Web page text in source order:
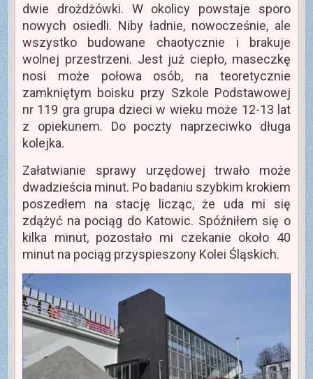
dwie drożdżówki. W okolicy powstaje sporo
nowych osiedli. Niby ładnie, nowocześnie, ale
wszystko budowane chaotycznie i brakuje
wolnej przestrzeni. Jest już ciepło, maseczkę
nosi może połowa osób, na teoretycznie
zamkniętym boisku przy Szkole Podstawowej
nr 119 gra grupa dzieci w wieku może 12-13 lat
z opiekunem. Do poczty naprzeciwko długa
kolejka.
Załatwianie sprawy urzędowej trwało może
dwadzieścia minut. Po badaniu szybkim krokiem
poszedłem na stację licząc, że uda mi się
zdążyć na pociąg do Katowic. Spóźniłem się o
kilka minut, pozostało mi czekanie około 40
minut na pociąg przyspieszony Kolei Śląskich.